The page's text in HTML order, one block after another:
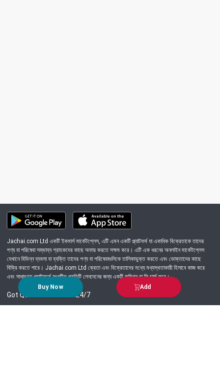
Buy Now Add
Jachai.com Ltd একটি ইকমার্স মার্কেটপ্লেস, এটি এমন একটি প্ল্যাটফর্ম যা একাধিক বিক্রেতাকে তাদের
পণ্য বা পরিষেবা সম্ভাব্য গ্রাহকদের কাছে অফার করতে সক্ষম করে। এটি এক ধরনের অনলাইন মার্কেটপ্লেস
যেখানে বিভিন্ন ব্যবসা বা ব্যক্তি তাদের পণ্য বা পরিষেবাগুলিকে তালিকাভুক্ত করতে এবং ভোক্তাদের কাছে
বিক্রি করতে পারে। Jachai.com Ltd ক্রেতা এবং বিক্রেতাদের মধ্যে মধ্যস্থতাকারী হিসাবে কাজ করে
এবং সাধারণত প্ল্যাটফর্মে সংঘটিত প্রতিটি লেনদেনের জন্য একটি কমিশন বা ফি চার্জ করে।
Got Question? Call us 24/7